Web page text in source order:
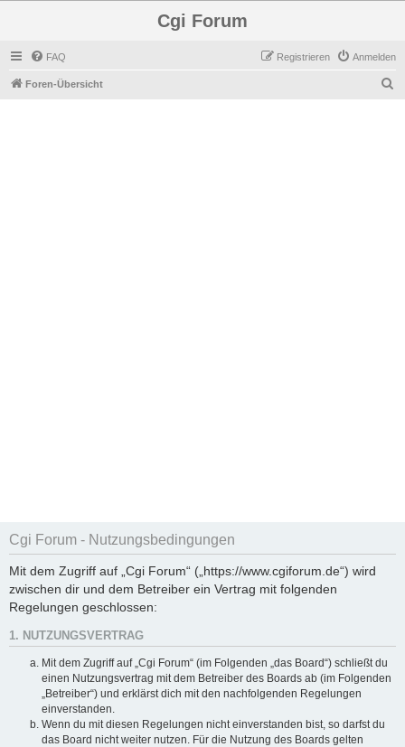
Cgi Forum
FAQ Anmelden
Registrieren
Foren-Übersicht
Cgi Forum - Nutzungsbedingungen
Mit dem Zugriff auf „Cgi Forum“ („https://www.cgiforum.de“) wird
zwischen dir und dem Betreiber ein Vertrag mit folgenden
Regelungen geschlossen:
1. NUTZUNGSVERTRAG
Mit dem Zugriff auf „Cgi Forum“ (im Folgenden „das Board“) schließt du
einen Nutzungsvertrag mit dem Betreiber des Boards ab (im Folgenden
„Betreiber“) und erklärst dich mit den nachfolgenden Regelungen
einverstanden.
Wenn du mit diesen Regelungen nicht einverstanden bist, so darfst du
das Board nicht weiter nutzen. Für die Nutzung des Boards gelten